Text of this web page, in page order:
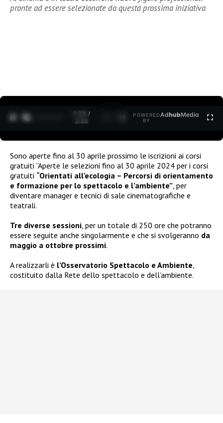
pronte ad essere selezionate da questa prossima iniziativa
0:30 /
3:35
POWERED
BY
AdhubMedia
Sono aperte fino al 30 aprile prossimo le iscrizioni ai corsi
gratuiti “Aperte le selezioni fino al 30 aprile 2024 per i corsi
gratuiti “Orientati all’ecologia – Percorsi di orientamento
e formazione per lo spettacolo e l’ambiente” , per
diventare manager e tecnici di sale cinematografiche e
teatrali.
Tre diverse sessioni , per un totale di 250 ore che potranno
essere seguite anche singolarmente e che si svolgeranno da
maggio a ottobre prossimi.
A realizzarli è l’Osservatorio Spettacolo e Ambiente
costituito dalla Rete dello spettacolo e dell’ambiente.